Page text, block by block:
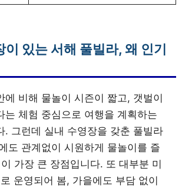
이 있는 서해 풀빌라, 왜 인기
에 비해 물놀이 시즌이 짧고, 갯벌이
는 체험 중심으로 여행을 계획하는
. 그런데 실내 수영장을 갖춘 풀빌라
도 관계없이 시원하게 물놀이를 즐
가장 큰 장점입니다. 또 대부분 미
운영되어 봄, 가을에도 부담 없이